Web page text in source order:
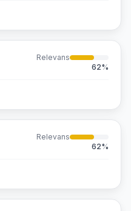
Relevans
62%
Relevans
62%